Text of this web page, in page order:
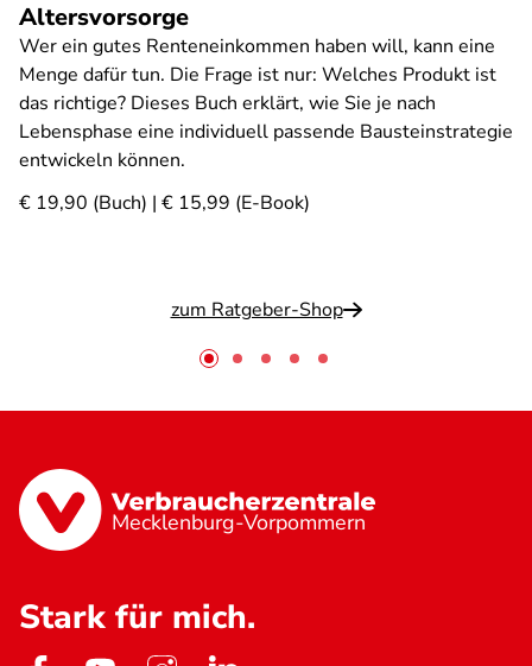
Altersvorsorge
Wer ein gutes Renteneinkommen haben will, kann eine
Menge dafür tun. Die Frage ist nur: Welches Produkt ist
das richtige? Dieses Buch erklärt, wie Sie je nach
Lebensphase eine individuell passende Bausteinstrategie
entwickeln können.
€ 19,90 (Buch) | € 15,99 (E-Book)
zum Ratgeber-Shop
Mecklenburg-Vorpommern
Stark für mich.